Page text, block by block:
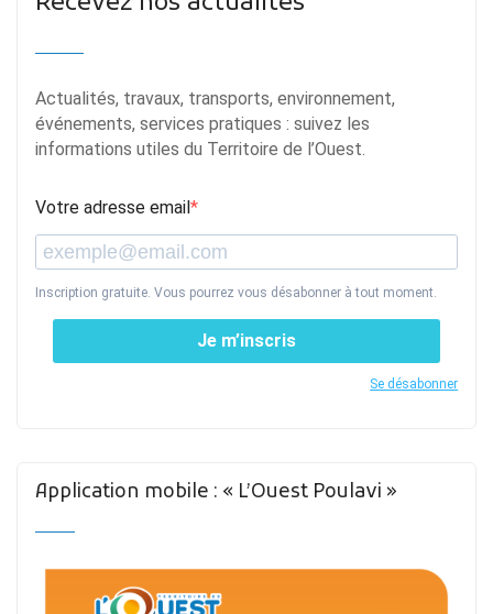
Actualités, travaux, transports, environnement,
événements, services pratiques : suivez les
informations utiles du Territoire de l’Ouest.
Votre adresse email
Inscription gratuite. Vous pourrez vous désabonner à tout moment.
Je m’inscris
Se désabonner
Application mobile : « L’Ouest Poulavi »